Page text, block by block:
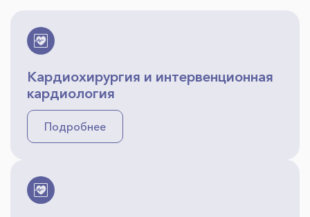
Кардиохирургия и интервенционная
кардиология
Подробнее